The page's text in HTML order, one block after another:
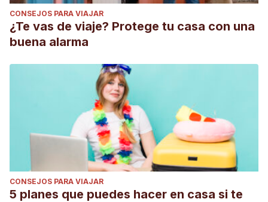
CONSEJOS PARA VIAJAR
¿Te vas de viaje? Protege tu casa con una
buena alarma
CONSEJOS PARA VIAJAR
5 planes que puedes hacer en casa si te